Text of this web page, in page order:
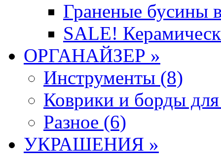
Граненые бусины
SALE!
ОРГАНАЙЗЕР »
Инструменты (8)
Коврики и борды
Разное (6)
УКРАШЕНИЯ »